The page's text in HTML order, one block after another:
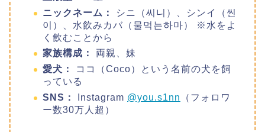
ニックネーム：
シニ（씨니）、シンイ（씬
이）、水飲みカバ（물먹는하마） ※水をよ
く飲むことから
家族構成：
両親、妹
愛犬：
ココ（Coco）という名前の犬を飼
っている
SNS：
Instagram @you.s1nn
（フォロワ
ー数30万人超）